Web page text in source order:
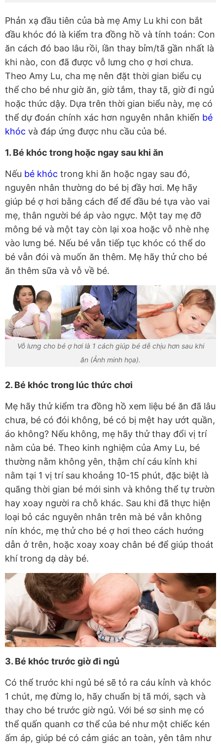
Phản xạ đầu tiên của bà mẹ Amy Lu khi con bắt
đầu khóc đó là kiểm tra đồng hồ và tính toán: Con
ăn cách đó bao lâu rồi, lần thay bỉm/tã gần nhất là
khi nào, con đã được vỗ lưng cho ợ hơi chưa.
Theo Amy Lu, cha mẹ nên đặt thời gian biểu cụ
thể cho bé như giờ ăn, giờ tắm, thay tã, giờ đi ngủ
hoặc thức dậy. Dựa trên thời gian biểu này, mẹ có
thể dự đoán chính xác hơn nguyên nhân khiến bé
khóc và đáp ứng được nhu cầu của bé.
1. Bé khóc trong hoặc ngay sau khi ăn
Nếu bé khóc trong khi ăn hoặc ngay sau đó,
nguyên nhân thường do bé bị đầy hơi. Mẹ hãy
giúp bé ợ hơi bằng cách để để đầu bé tựa vào vai
mẹ, thân người bé áp vào ngực. Một tay mẹ đỡ
mông bé và một tay còn lại xoa hoặc vỗ nhè nhẹ
vào lưng bé. Nếu bé vẫn tiếp tục khóc có thể do
bé vẫn đói và muốn ăn thêm. Mẹ hãy thử cho bé
ăn thêm sữa và vỗ về bé.
Vỗ lưng cho bé ợ hơi là 1 cách giúp bé dễ chịu hơn sau khi
ăn (Ảnh minh họa).
2. Bé khóc trong lúc thức chơi
Mẹ hãy thử kiểm tra đồng hồ xem liệu bé ăn đã lâu
chưa, bé có đói không, bé có bị mệt hay ướt quần,
áo không? Nếu không, mẹ hãy thử thay đổi vị trí
nằm của bé. Theo kinh nghiệm của Amy Lu, bé
thường nằm không yên, thậm chí cáu kỉnh khi
nằm tại 1 vị trí sau khoảng 10-15 phút, đặc biệt là
quãng thời gian bé mới sinh và không thể tự trườn
hay xoay người ra chỗ khác. Sau khi đã thực hiện
loại bỏ các nguyên nhân trên mà bé vẫn không
nín khóc, mẹ thử cho bé ợ hơi theo cách hướng
dẫn ở trên, hoặc xoay xoay chân bé để giúp thoát
khí trong dạ dày bé.
3. Bé khóc trước giờ đi ngủ
Có thể trước khi ngủ bé sẽ tỏ ra cáu kỉnh và khóc
1 chút, mẹ đừng lo, hãy chuẩn bị tã mới, sạch và
thay cho bé trước giờ ngủ. Với bé sơ sinh mẹ có
thể quấn quanh cơ thể của bé như một chiếc kén
ấm áp, giúp bé có cảm giác an toàn, yên tâm như